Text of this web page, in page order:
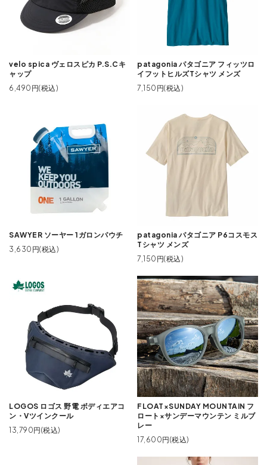
velo spica ヴェロスピカ P.S.Cキ
ャップ
6,490円(税込)
patagonia パタゴニア フィッツロ
イフットヒルズTシャツ メンズ
7,150円(税込)
SAWYER ソーヤー 1ガロンパウチ
3,630円(税込)
patagonia パタゴニア P6コスモス
Tシャツ メンズ
7,150円(税込)
LOGOS ロゴス 野電 ボディエアコ
ン・Vツインクール
13,790円(税込)
FLOAT×SUNDAY MOUNTAIN フ
ロート×サンデーマウンテン ミルブ
レー
17,600円(税込)